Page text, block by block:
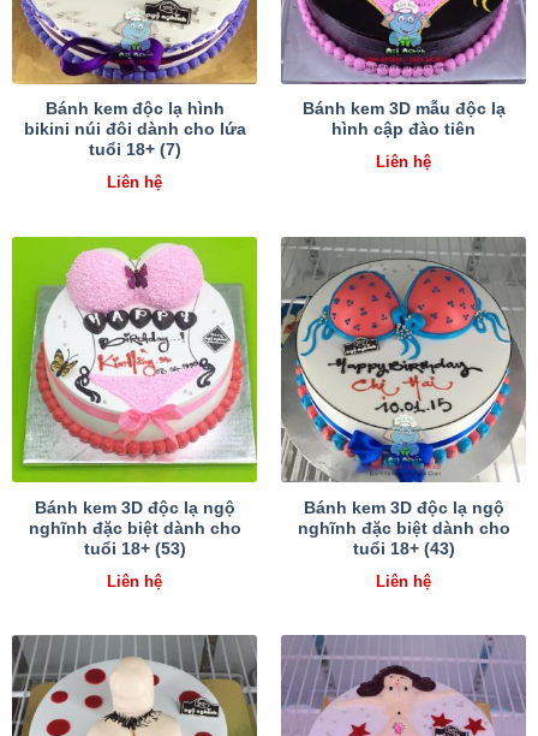
Bánh kem độc lạ hình
bikini núi đôi dành cho lứa
tuổi 18+ (7)
Liên hệ
Bánh kem 3D mẫu độc lạ
hình cập đào tiên
Liên hệ
Bánh kem 3D độc lạ ngộ
nghĩnh đặc biệt dành cho
tuổi 18+ (53)
Liên hệ
Bánh kem 3D độc lạ ngộ
nghĩnh đặc biệt dành cho
tuổi 18+ (43)
Liên hệ